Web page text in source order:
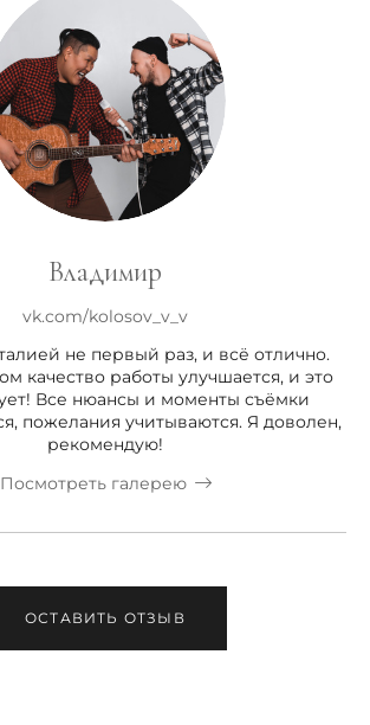
Владимир
vk.com/kolosov_v_v
не первый раз, и всё отлично.
качество работы улучшается, и это
Все нюансы и моменты съёмки
пожелания учитываются. Я доволен,
рекомендую!
Посмотреть галерею
ОСТАВИТЬ ОТЗЫВ